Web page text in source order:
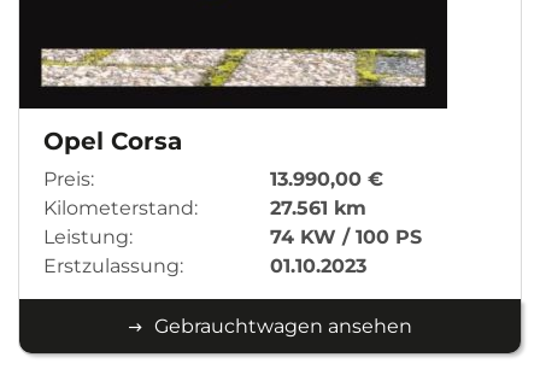
Opel Corsa
Preis:
13.990,00 €
Kilometerstand:
27.561 km
Leistung:
74 KW / 100 PS
Erstzulassung:
01.10.2023
Gebrauchtwagen ansehen